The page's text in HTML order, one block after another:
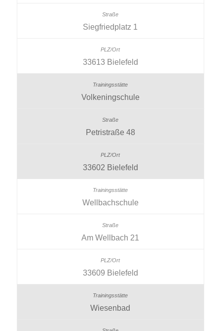
Siegfriedplatz 1
33613 Bielefeld
Volkeningschule
Petristraße 48
33602 Bielefeld
Wellbachschule
Am Wellbach 21
33609 Bielefeld
Wiesenbad